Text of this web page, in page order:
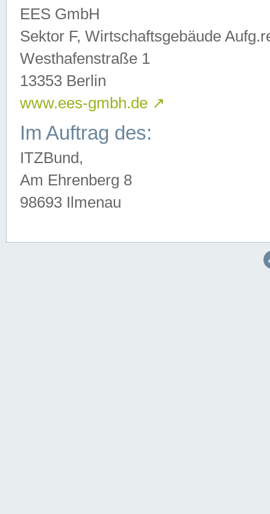
EES GmbH
Sektor F, Wirtschaftsgebäude
Westhafenstraße 1
13353 Berlin
www.ees-gmbh.de ↗
Im Auftrag des:
ITZBund,
Am Ehrenberg 8
98693 Ilmenau